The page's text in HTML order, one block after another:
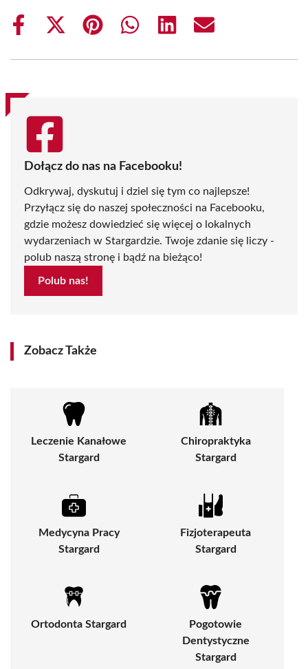
Share
Share
(Twitter)
Share
Share
Share
Share
Dołącz do nas na Facebooku!
Odkrywaj, dyskutuj i dziel się tym co najlepsze!
Przyłącz się do naszej społeczności na Facebooku,
gdzie możesz dowiedzieć się więcej o lokalnych
wydarzeniach w Stargardzie. Twoje zdanie się liczy -
polub naszą stronę i bądź na bieżąco!
Polub nas!
Zobacz Także
Leczenie Kanałowe
Stargard
Chiropraktyka
Stargard
Medycyna Pracy
Stargard
Fizjoterapeuta
Stargard
Ortodonta Stargard
Pogotowie
Dentystyczne
Stargard